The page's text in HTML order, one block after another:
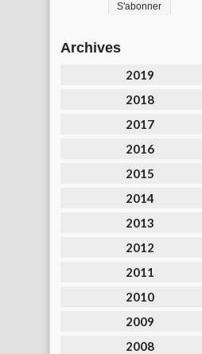
Archives
2019
2018
2017
2016
2015
2014
2013
2012
2011
2010
2009
2008